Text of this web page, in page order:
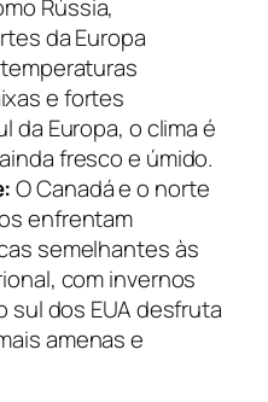
Rússia,
da Europa
e fortes
da Europa, o clima é
fresco e úmido.
O Canadá e o norte
enfrentam
semelhantes às
com invernos
sul dos EUA desfruta
amenas e